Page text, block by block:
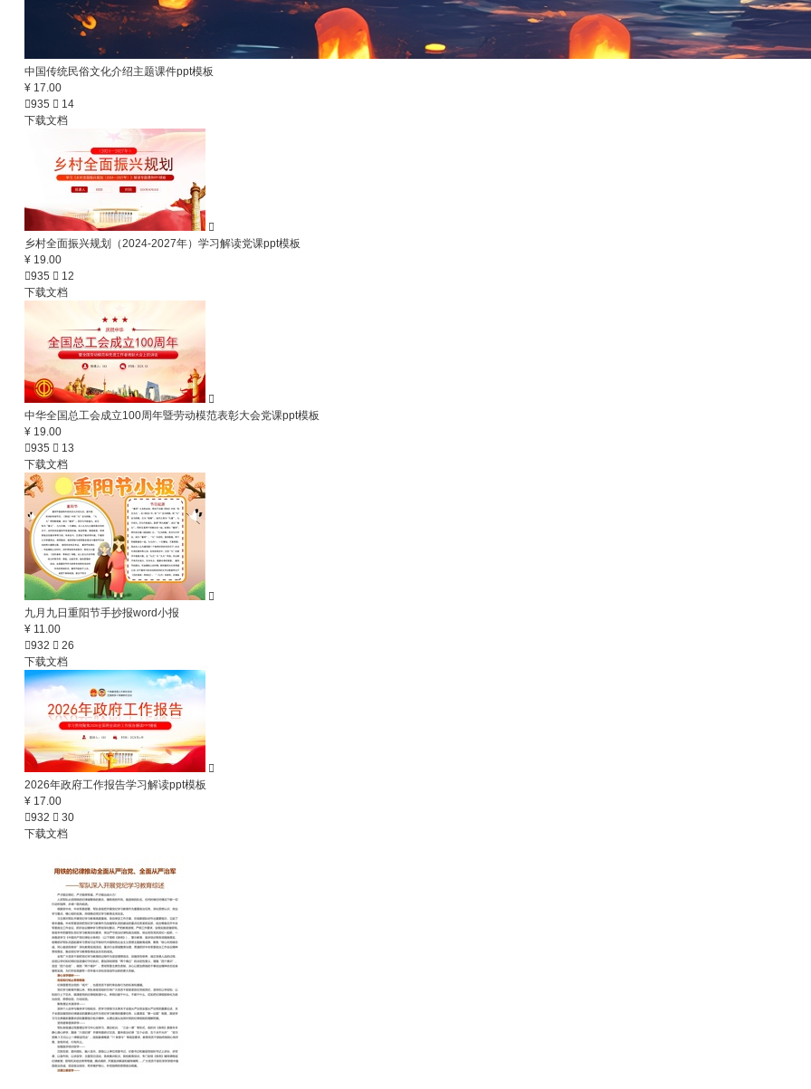
中国传统民俗文化介绍主题课件ppt模板
¥ 17.00
935  14
下载文档

乡村全面振兴规划（2024-2027年）学习解读党课ppt模板
¥ 19.00
935  12
下载文档

中华全国总工会成立100周年暨劳动模范表彰大会党课ppt模板
¥ 19.00
935  13
下载文档

九月九日重阳节手抄报word小报
¥ 11.00
932  26
下载文档

2026年政府工作报告学习解读ppt模板
¥ 17.00
932  30
下载文档